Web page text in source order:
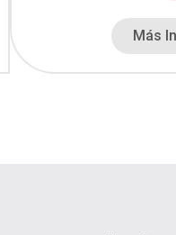
Más